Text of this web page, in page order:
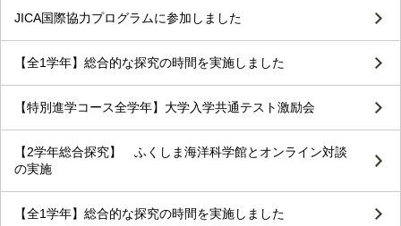
JICA国際協力プログラムに参加しました
【全1学年】総合的な探究の時間を実施しました
【特別進学コース全学年】大学入学共通テスト激励会
【2学年総合探究】 ふくしま海洋科学館とオンライン対談
の実施
【全1学年】総合的な探究の時間を実施しました